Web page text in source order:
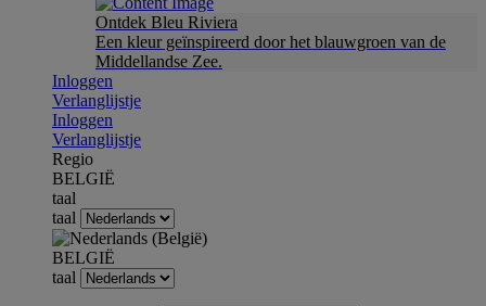
Ontdek Bleu Riviera
Een kleur geïnspireerd door het blauwgroen van de
Middellandse Zee.
Inloggen
Verlanglijstje
Inloggen
Verlanglijstje
Regio
BELGIË
taal
taal
BELGIË
taal